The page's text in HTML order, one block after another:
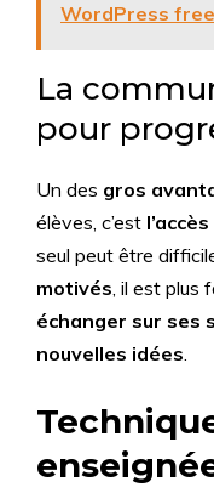
WordPress
La
pour
Un des gros
élèves, c’est
seul peut être
motivés, il est plus
échanger sur ses
nouvelles idées.